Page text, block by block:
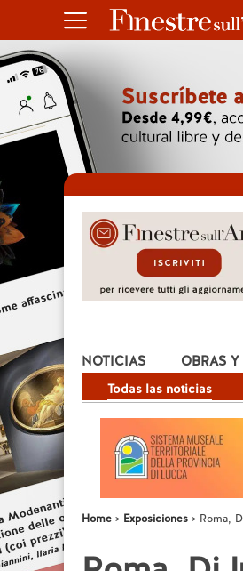
NOTICIAS
Todas las noticias
OBRAS
Home Exposiciones Roma,